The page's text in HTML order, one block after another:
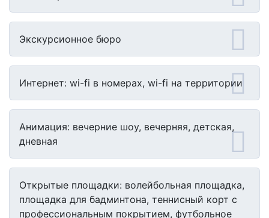
Экскурсионное бюро
Интернет: wi-fi в номерах, wi-fi на территории
Анимация: вечерние шоу, вечерняя, детская,
дневная
Открытые площадки: волейбольная площадка,
площадка для бадминтона, теннисный корт с
профессиональным покрытием, футбольное